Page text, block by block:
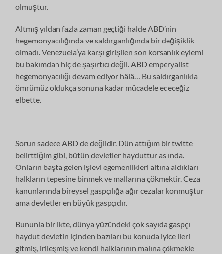
olmuştur.
Altmış yıldan fazla zaman geçtiği halde ABD’nin
hegemonyacılığında ve saldırganlığında bir değişiklik
olmadı. Venezuela’ya karşı girişilen son korsanlık eylemi
bu bakımdan hiç de şaşırtıcı değil. ABD emperyalist
hegemonyacılığı devam ediyor hâlâ… Bu saldırganlıkla
ömrümüz oldukça sonuna kadar mücadele edeceğiz
elbette.
Sorun sadece ABD de değildir. Dün attığım bir twitte
belirttiğim gibi, bütün devletler hayduttur aslında.
Onların başta gelen işlevi egemenlikleri altına aldıkları
halkların tepesine binmek ve mallarına çökmektir. Ceza
kanunlarında bireysel gaspçılığa ağır cezalar konmuştur
ama devletler en büyük gaspçıdır.
Bununla birlikte, dünya yüzündeki çok sayıda gaspçı
haydut devletin içinden bazıları bu konuda iyice ileri
gitmiş, irileşmiş ve kendi halklarının malına çökmekle